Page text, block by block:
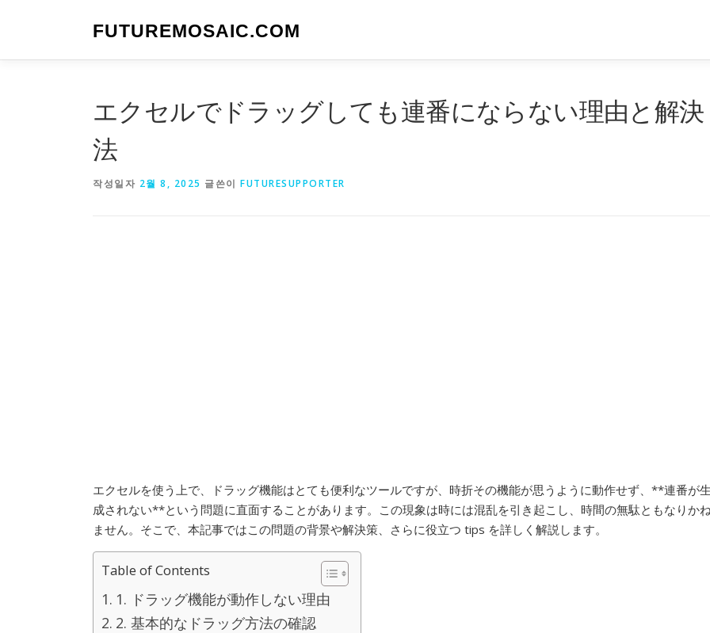
로
FUTUREMOSAIC.COM
エクセルでドラッグしても連番にならない理由と解決
法
작성일자 2월 8, 2025 글쓴이 FUTURESUPPORTER
エクセルを使う上で、ドラッグ機能はとても便利なツールですが、時折その機能が思うように動作せず、**連番が
成されない**という問題に直面することがあります。この現象は時には混乱を引き起こし、時間の無駄ともなりか
ません。そこで、本記事ではこの問題の背景や解決策、さらに役立つ tips を詳しく解説します。
Table of Contents
1. ドラッグ機能が動作しない理由
2. 基本的なドラッグ方法の確認